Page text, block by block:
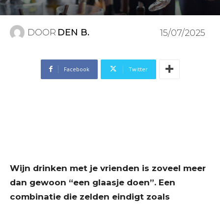
DOOR DEN B. 15/07/2025
Facebook Twitter
Wijn drinken met je vrienden is zoveel meer
dan gewoon “een glaasje doen”. Een
combinatie die zelden eindigt zoals